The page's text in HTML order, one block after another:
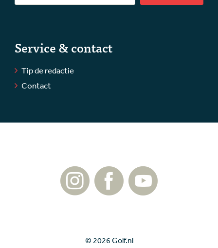
Service & contact
Tip de redactie
Contact
© 2026 Golf.nl